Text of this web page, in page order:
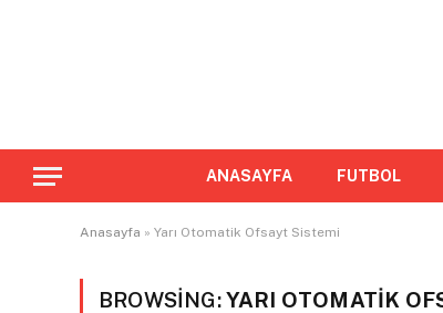
ANASAYFA FUTBOL
Anasayfa » Yarı Otomatik Ofsayt Sistemi
BROWSING:YARI OTOMATIK